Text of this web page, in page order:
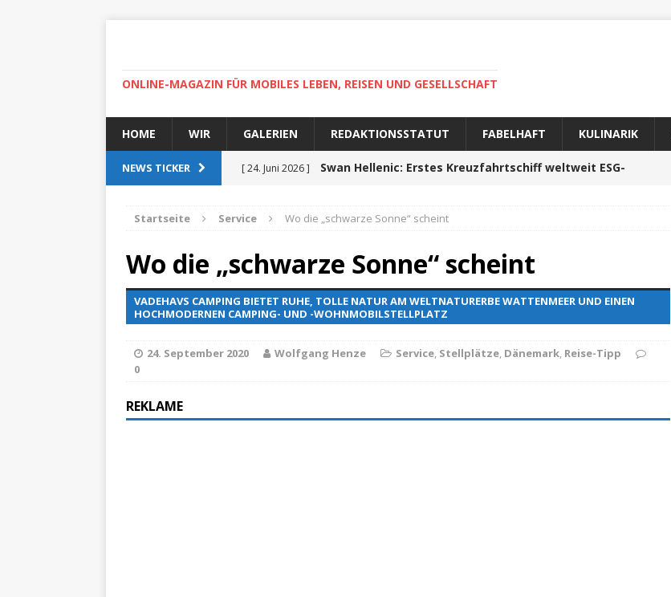
ONLINE-MAGAZIN FÜR MOBILES LEBEN, REISEN UND GESELLSCHAFT
HOME WIR GALERIEN REDAKTIONSSTATUT FABELHAFT KULINARIK
NEWS TICKER [ 24. Juni 2026 ] Swan Hellenic: Erstes Kreuzfahrtschiff weltweit ESG-
[ 30. April 2022 ] High-Tech-Katamaran MS „Nordlicht“ zurück: Auf nach
Helgoland ZUR SEE
Startseite Service Wo die „schwarze Sonne“ scheint
Wo die „schwarze Sonne“ scheint
VADEHAVS CAMPING BIETET RUHE, TOLLE NATUR AM WELTNATURERBE WATTENMEER UND EINEN
HOCHMODERNEN CAMPING- UND -WOHNMOBILSTELLPLATZ
24. September 2020 Wolfgang Henze Service, Stellplätze, Dänemark, Reise-Tipp
0
REKLAME